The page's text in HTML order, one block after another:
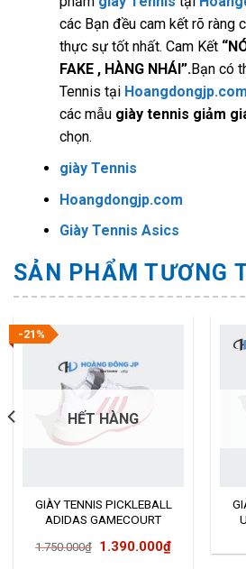
các Bạn đều cam kết rõ ràng
thực sự tốt nhất. Cam Kết
FAKE , HÀNG NHÁI”.Bạn có
Tennis tại Hoangdongjp.com
các mẫu giày tennis giảm
chọn.
giày Tennis
Hoangdongjp.com
Giày Tennis Asics
SẢN PHẨM TƯƠNG
-21%
HẾT HÀNG
GIÀY TENNIS PICKLEBALL
ADIDAS GAMECOURT
1.750.000₫ Giá
1.390.000₫Giá